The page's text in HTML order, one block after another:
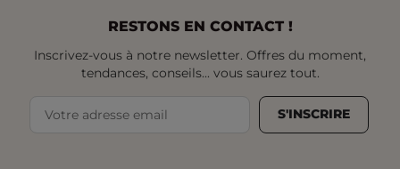
RESTONS EN CONTACT !
Inscrivez-vous à notre newsletter. Offres du moment,
tendances, conseils... vous saurez tout.
S'INSCRIRE